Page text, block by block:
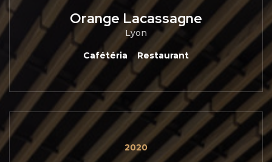
Orange Lacassagne
Lyon
Cafétéria Restaurant
2020